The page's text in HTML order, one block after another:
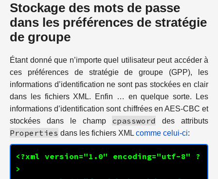
Stockage des mots de passe
dans les préférences de stratégie
de groupe
Étant donné que n’importe quel utilisateur peut accéder à
ces préférences de stratégie de groupe (GPP), les
informations d’identification ne sont pas stockées en clair
dans les fichiers XML. Enfin … en quelque sorte. Les
informations d’identification sont chiffrées en AES-CBC et
stockées dans le champ cpassword des attributs
Properties dans les fichiers XML comme celui-ci:
<?xml version="1.0" encoding="utf-8" ?
>